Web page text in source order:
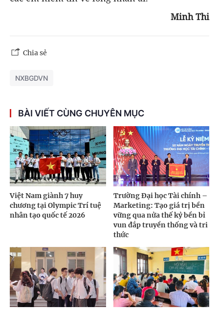
Minh Thi
Chia sẻ
NXBGDVN
BÀI VIẾT CÙNG CHUYÊN MỤC
Việt Nam giành 7 huy
chương tại Olympic Trí tuệ
nhân tạo quốc tế 2026
Trường Đại học Tài chính –
Marketing: Tạo giá trị bền
vững qua nửa thế kỷ bền bỉ
vun đắp truyền thống và tri
thức